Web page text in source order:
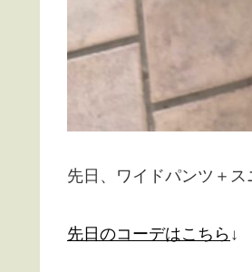
先日、ワイドパンツ＋ス
先日のコーデはこちら ↓